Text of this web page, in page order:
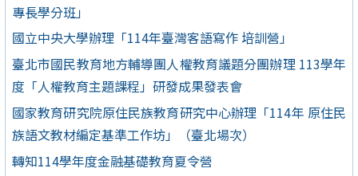
專長學分班」
國立中央大學辦理「114年臺灣客語寫作 培訓營」
臺北市國民教育地方輔導團人權教育議題分團辦理 113學年
度「人權教育主題課程」研發成果發表會
國家教育研究院原住民族教育研究中心辦理「114年 原住民
族語文教材編定基準工作坊」（臺北場次）
轉知114學年度金融基礎教育夏令營